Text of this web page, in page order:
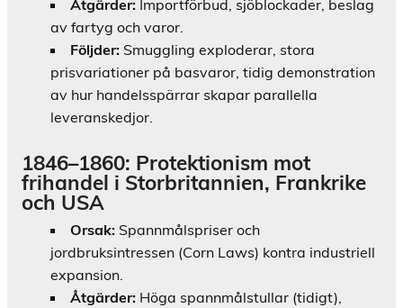
Åtgärder: Importförbud, sjöblockader, beslag
av fartyg och varor.
Följder: Smuggling exploderar, stora
prisvariationer på basvaror, tidig demonstration
av hur handelsspärrar skapar parallella
leveranskedjor.
1846–1860: Protektionism mot
frihandel i Storbritannien, Frankrike
och USA
Orsak: Spannmålspriser och
jordbruksintressen (Corn Laws) kontra industriell
expansion.
Åtgärder: Höga spannmålstullar (tidigt),